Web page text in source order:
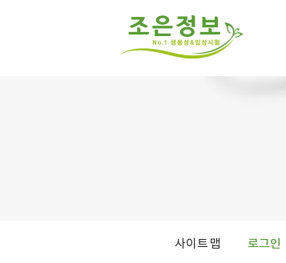
사이트 맵 로그인